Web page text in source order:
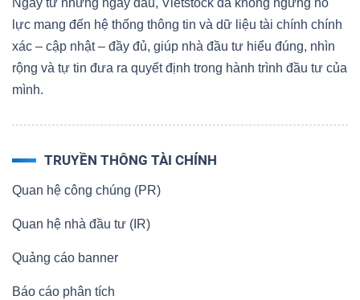
Ngay từ những ngày đầu, Vietstock đã không ngừng nỗ
lực mang đến hệ thống thông tin và dữ liệu tài chính chính
xác – cập nhật – đầy đủ, giúp nhà đầu tư hiểu đúng, nhìn
rộng và tự tin đưa ra quyết định trong hành trình đầu tư của
mình.
TRUYỀN THÔNG TÀI CHÍNH
Quan hệ công chúng (PR)
Quan hệ nhà đầu tư (IR)
Quảng cáo banner
Báo cáo phân tích